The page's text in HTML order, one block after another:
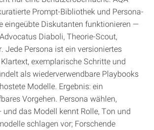
Prompt-Bibliothek und Persona-
eingeübte Diskutanten funktionieren —
Diaboli, Theorie-Scout,
Jede Persona ist ein versioniertes
exemplarische Schritte und
als wiederverwendbare Playbooks
Modelle. Ergebnis: ein
Vorgehen. Persona wählen,
das Modell kennt Rolle, Ton und
schlagen vor; Forschende